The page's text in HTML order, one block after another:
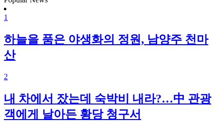
1
하늘을 품은 야생화의 정원, 남양주 천마
산
2
내 차에서 잤는데 숙박비 내라?…中 관광
객에게 날아든 황당 청구서